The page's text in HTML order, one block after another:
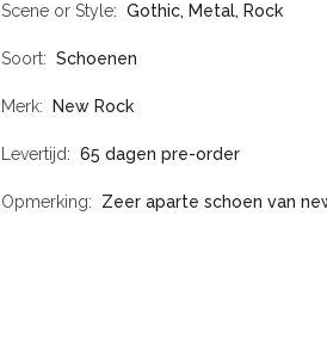
Scene or Style Gothic, Metal, Rock
Soort Schoenen
Merk New Rock
Levertijd 65 dagen pre-order
Opmerking Zeer aparte schoen van